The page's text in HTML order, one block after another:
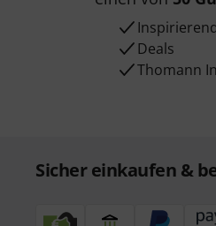
Deals
Thomann
Sicher einkaufen &